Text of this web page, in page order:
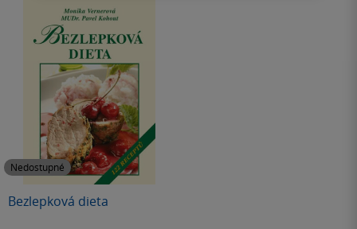
Nedostupné
Bezlepková dieta